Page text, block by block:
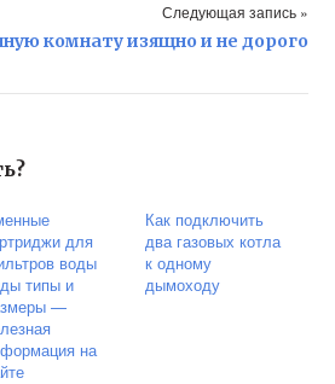
Следующая запись »
комнату изящно и не дорого
для
воды
типы и
—
на
Как подключить
два газовых котла
к одному
дымоходу